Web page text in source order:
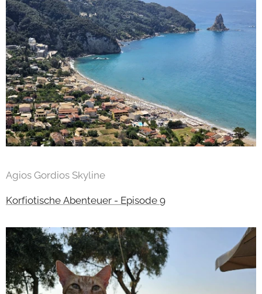
Agios Gordios Skyline
Korfiotische Abenteuer - Episode 9